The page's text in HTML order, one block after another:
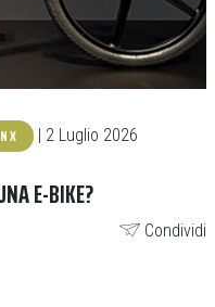
X | 2 Luglio 2026
E-BIKE?
Condividi